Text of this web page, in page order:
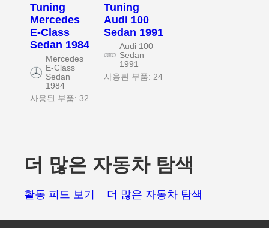
Tuning
Mercedes
E-Class
Sedan 1984
Mercedes
E-Class
Sedan
1984
사용된 부품: 32
Tuning
Audi 100
Sedan 1991
Audi 100
Sedan
1991
사용된 부품: 24
더 많은 자동차 탐색
활동 피드 보기 더 많은 자동차 탐색